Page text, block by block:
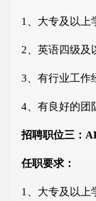
1、大专及以上
2、英语四级及
3、有行业工作
4、有良好的团
招聘职位三：
任职要求：
1、大专及以上